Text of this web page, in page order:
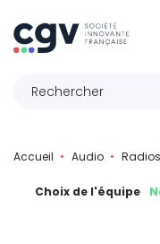
Accueil Audio Radios
Choix de l'équipe